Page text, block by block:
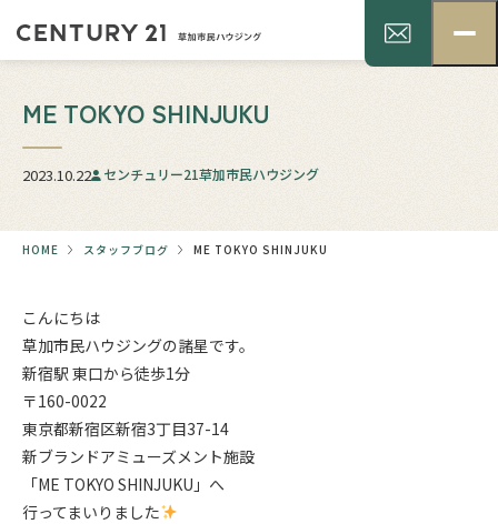
ME TOKYO SHINJUKU
2023.10.22 センチュリー21草加市民ハウジング
HOME スタッフブログ ME TOKYO SHINJUKU
こんにちは
草加市民ハウジングの諸星です。
新宿駅 東口から徒歩1分
〒160-0022
東京都新宿区新宿3丁目37-14
新ブランドアミューズメント施設
「ME TOKYO SHINJUKU 」へ
行ってまいりました